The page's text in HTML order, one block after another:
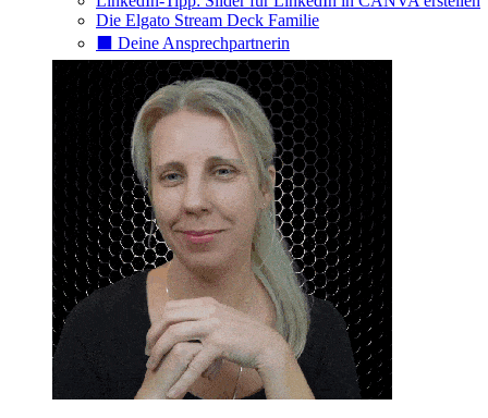
Die Elgato Stream Deck Familie
⬛️ Deine Ansprechpartnerin